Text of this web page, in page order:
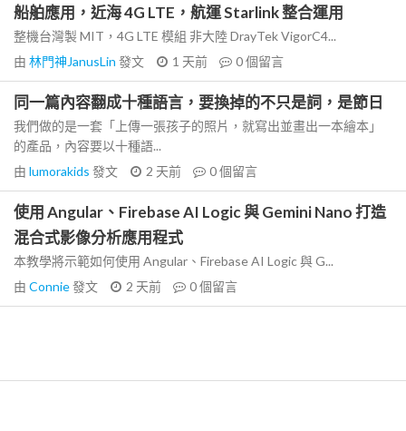
船舶應用，近海 4G LTE，航運 Starlink 整合運用
整機台灣製 MIT，4G LTE 模組 非大陸 DrayTek VigorC4...
由 林門神JanusLin 發文 1 天前 0個留言
同一篇內容翻成十種語言，要換掉的不只是詞，是節日
我們做的是一套「上傳一張孩子的照片，就寫出並畫出一本繪本」
的產品，內容要以十種語...
由 lumorakids 發文 2 天前 0個留言
使用 Angular、Firebase AI Logic 與 Gemini Nano 打造
混合式影像分析應用程式
本教學將示範如何使用 Angular、Firebase AI Logic 與 G...
由 Connie發文 2 天前 0個留言